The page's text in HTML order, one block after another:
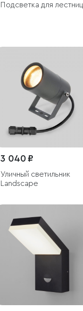
Подсветка для лестниц
3 040 ₽
Уличный светильник
Landscape